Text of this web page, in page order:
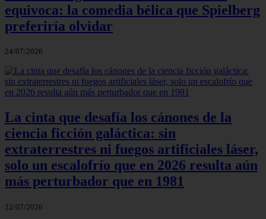
equivoca: la comedia bélica que Spielberg
preferiría olvidar
24/07/2026
La cinta que desafía los cánones de la
ciencia ficción galáctica: sin
extraterrestres ni fuegos artificiales láser,
solo un escalofrío que en 2026 resulta aún
más perturbador que en 1981
22/07/2026